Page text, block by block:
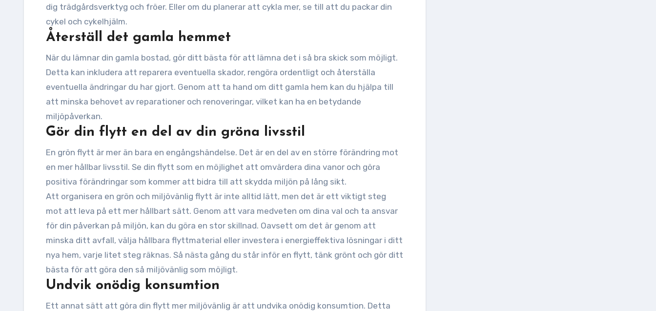
dig trädgårdsverktyg och fröer. Eller om du planerar att cykla mer, se till att du packar din
cykel och cykelhjälm.
Återställ det gamla hemmet
När du lämnar din gamla bostad, gör ditt bästa för att lämna det i så bra skick som möjligt.
Detta kan inkludera att reparera eventuella skador, rengöra ordentligt och återställa
eventuella ändringar du har gjort. Genom att ta hand om ditt gamla hem kan du hjälpa till
att minska behovet av reparationer och renoveringar, vilket kan ha en betydande
miljöpåverkan.
Gör din flytt en del av din gröna livsstil
En grön flytt är mer än bara en engångshändelse. Det är en del av en större förändring mot
en mer hållbar livsstil. Se din flytt som en möjlighet att omvärdera dina vanor och göra
positiva förändringar som kommer att bidra till att skydda miljön på lång sikt.
Att organisera en grön och miljövänlig flytt är inte alltid lätt, men det är ett viktigt steg
mot att leva på ett mer hållbart sätt. Genom att vara medveten om dina val och ta ansvar
för din påverkan på miljön, kan du göra en stor skillnad. Oavsett om det är genom att
minska ditt avfall, välja hållbara flyttmaterial eller investera i energieffektiva lösningar i ditt
nya hem, varje litet steg räknas. Så nästa gång du står inför en flytt, tänk grönt och gör ditt
bästa för att göra den så miljövänlig som möjligt.
Undvik onödig konsumtion
Ett annat sätt att göra din flytt mer miljövänlig är att undvika onödig konsumtion. Detta